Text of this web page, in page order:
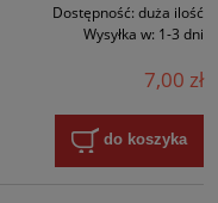
Dostępność: duża ilość
Wysyłka w: 1-3 dni
7,00 zł
do koszyka